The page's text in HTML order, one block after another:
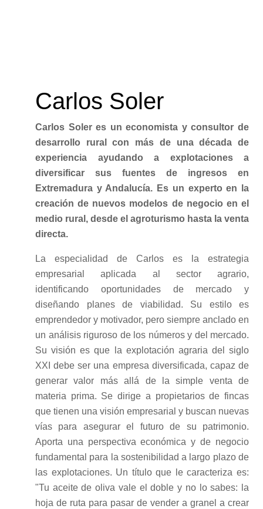
Carlos Soler
Carlos Soler es un economista y consultor de
desarrollo rural con más de una década de
experiencia ayudando a explotaciones a
diversificar sus fuentes de ingresos en
Extremadura y Andalucía. Es un experto en la
creación de nuevos modelos de negocio en el
medio rural, desde el agroturismo hasta la venta
directa.
La especialidad de Carlos es la estrategia
empresarial aplicada al sector agrario,
identificando oportunidades de mercado y
diseñando planes de viabilidad. Su estilo es
emprendedor y motivador, pero siempre anclado en
un análisis riguroso de los números y del mercado.
Su visión es que la explotación agraria del siglo
XXI debe ser una empresa diversificada, capaz de
generar valor más allá de la simple venta de
materia prima. Se dirige a propietarios de fincas
que tienen una visión empresarial y buscan nuevas
vías para asegurar el futuro de su patrimonio.
Aporta una perspectiva económica y de negocio
fundamental para la sostenibilidad a largo plazo de
las explotaciones. Un título que le caracteriza es:
"Tu aceite de oliva vale el doble y no lo sabes: la
hoja de ruta para pasar de vender a granel a crear